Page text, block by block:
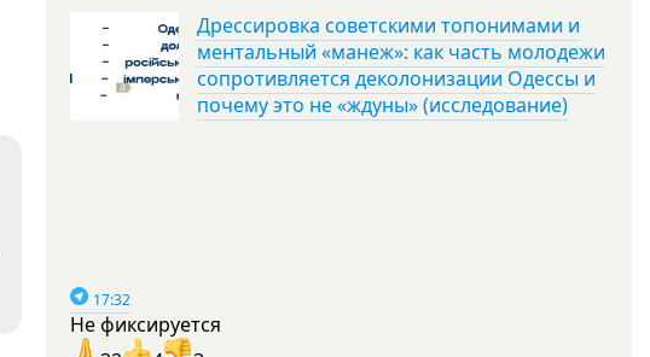
Дрессировка советскими топонимами и
ментальный «манеж»: как часть молодежи
сопротивляется деколонизации Одессы и
почему это не «ждуны» (исследование)
17:32
Не фиксируется